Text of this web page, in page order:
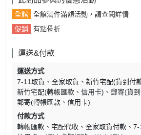
全館
全館滿件滿額活動，請查閱詳情
促銷
有點骨折
運送&付款
運送方式
7-11取貨
全家取貨
新竹宅配(貨到付
新竹宅配(轉帳匯款、信用卡)
郵寄(貨
郵寄(轉帳匯款、信用卡)
付款方式
轉帳匯款
宅配代收 全家取貨付款
7-